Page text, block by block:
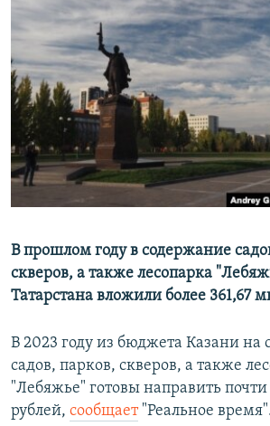
поискуСЕВЕР.РЕАЛИИ
СИБИРЬ.РЕАЛИИ
РАСПИСАНИЕ ВЕЩАНИЯ
ПОДПИШИТЕСЬ НА РАССЫЛКУ
СОЦИАЛЬНЫЕ СЕТИ
Все сайты РСЕ/РС
В прошлом году в содержание
скверов, а также лесопарка
Татарстана вложили более 361,67
В 2023 году из бюджета Казани на
садов, парков, скверов, а также
"Лебяжье" готовы направить
рублей, сообщает"Реальное